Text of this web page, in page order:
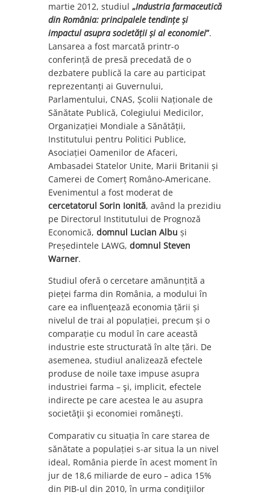
martie 2012, studiul „Industria farmaceutică
din România: principalele tendințe și
impactul asupra societății și al economiei”.
Lansarea a fost marcată printr-o
conferință de presă precedată de o
dezbatere publică la care au participat
reprezentanți ai Guvernului,
Parlamentului, CNAS, Școlii Naționale de
Sănătate Publică, Colegiului Medicilor,
Organizației Mondiale a Sănătății,
Institutului pentru Politici Publice,
Asociației Oamenilor de Afaceri,
Ambasadei Statelor Unite, Marii Britanii și
Camerei de Comerț Româno-Americane.
Evenimentul a fost moderat de
cercetatorul Sorin Ionită, având la prezidiu
pe Directorul Institutului de Prognoză
Economică, domnul Lucian Albu și
Președintele LAWG, domnul Steven
Warner.
Studiul oferă o cercetare amănunțită a
pieței farma din România, a modului în
care ea influenţează economia țării și
nivelul de trai al populației, precum și o
comparație cu modul în care această
industrie este structurată în alte țări. De
asemenea, studiul analizează efectele
produse de noile taxe impuse asupra
industriei farma – şi, implicit, efectele
indirecte pe care acestea le au asupra
societăţii şi economiei româneşti.
Comparativ cu situația în care starea de
sănătate a populației s-ar situa la un nivel
ideal, România pierde în acest moment în
jur de 18,6 miliarde de euro – adica 15%
din PIB-ul din 2010, în urma condiţiilor